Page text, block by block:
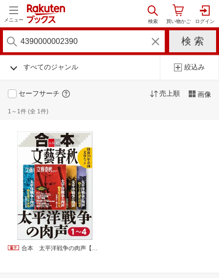
メニュー
すべてのジャンル 絞込み
セーフサーチ 売上順 画像
1～1件 (全 1件)
合本 太平洋戦争の肉声【文春e-Books】